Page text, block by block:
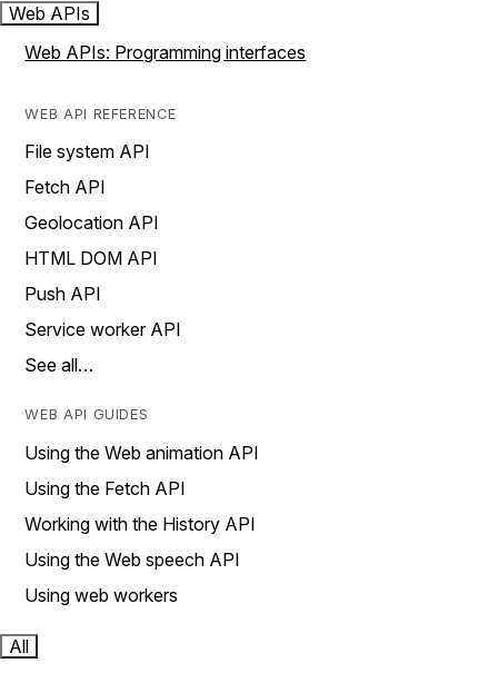
Web APIs
Web APIs: Programming interfaces
WEB API REFERENCE
File system API
Fetch API
Geolocation API
HTML DOM API
Push API
Service worker API
See all…
WEB API GUIDES
Using the Web animation API
Using the Fetch API
Working with the History API
Using the Web speech API
Using web workers
All